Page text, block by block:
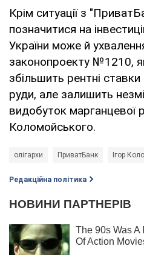
Крім ситуації з
позначитися на
України може й
законопроекту №1210,
збільшить рентні
руди, але залишить
видобуток марганцевої
Коломойського.
олігархи ПриватБанк Ігор
Редакційна політика